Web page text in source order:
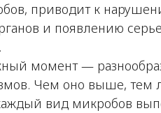
приводит к
и появлению
момент —
Чем оно выше, тем
вид микробов